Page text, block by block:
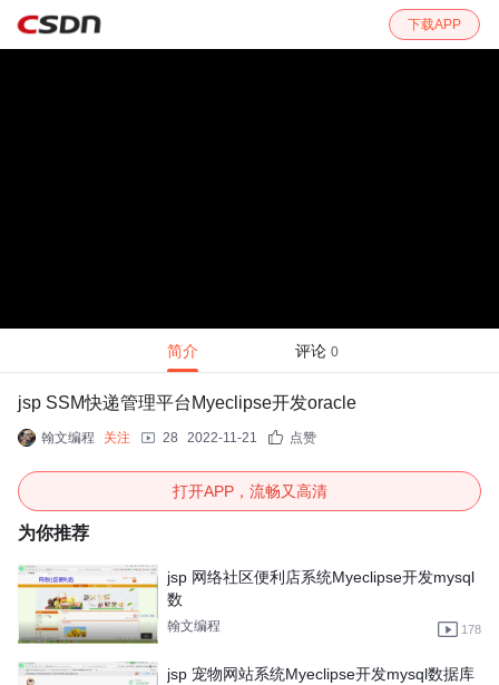
下载APP
简介 评论 0
jsp SSM快递管理平台Myeclipse开发oracle
翰文编程 关注 28 2022-11-21 点赞
打开APP，流畅又高清
为你推荐
jsp 网络社区便利店系统Myeclipse开发mysql
数
翰文编程 178
jsp 宠物网站系统Myeclipse开发mysql数据库